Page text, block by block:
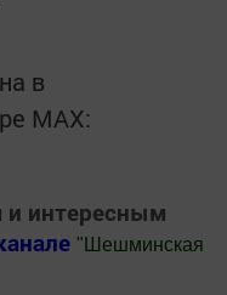
в
MАХ:
интересным
" Шешминская